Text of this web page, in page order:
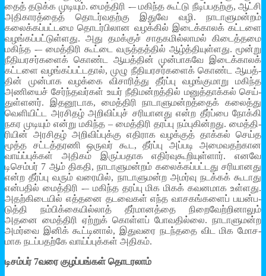
தைத் தடுக்க முடி­யும். மைத்­திரி -– மகிந்த கூட்டு நீடிப்­ப­தற்கு, ஆட்சி
அதி­கா­ரத்தைத் தொடர்­வ­தற்கு இதுவே வழி. நாடா­ளு­மன்­றம்
கலைக்­கப்­பட்­டமை தொடர்­பி­லான வழக்­கில் இடைக்­கா­லக் கட்­டளை
வழங்­கப்­பட்­டுள்­ளது. அது தமக்­குச் சாத­க­மில்­லா­மல் கிடைத்­தமை
மகிந்த -– மைத்­திரி கூட்டை வருத்­தத்­தில் ஆழ்த்­தி­யுள்­ளது. மூன்று
நீதி­ய­ர­சர்­க­ளைக் கொண்ட ஆயத்­தின் முன்­பா­கவே இடைக்­கா­லக்
கட்­டளை வழங்­கப்­பட்­ட­தால், முழு நீதி­ய­ர­சர்­க­ளைக் கொண்ட ஆயத்­
தின் முன்­பாக வழக்கை விசா­ரித்து தீர்ப்பு வழங்­கு­மாறு மகிந்த
அணி­யைச் சேர்ந்­த­வர்­கள் உயர் நீதி­மன்­றத்­தில் மனுத்­தாக்­கல் செய்­
துள்­ள­னர். இத­னூ­டாக, மைத்­திரி நாடா­ளு­மன்­றத்­தைக் கலைத்து
வெளி­யிட்ட அர­சி­தழ் அறி­விப்­புச் சரி­யா­னது என்ற தீர்ப்பை நோக்கி
நகர முடி­யும் என்று மகிந்த – மைத்­திரி தரப்பு நம்­பு­கின்­றது. மைத்­தி­
ரி­யின் அர­சி­தழ் அறி­விப்புக்கு எதி­ராக வழக்­குத் தாக்­கல் செய்த
மூத்த சட்­டத்­த­ரணி ஒரு­வர் கூட, தீர்ப்பு அப்­படி அமை­வ­தற்­கான
வாய்ப்­புக்­கள் அதி­கம் இருப்­ப­தாக எதிர்­வு­கூ­றி­யுள்­ளார். எனவே
டிசெம்­பர் 7 ஆம் திகதி, நாடா­ளு­மன்­றம் கலைக்­கப்­பட்­டது சரி­யா­னது
என்ற தீர்ப்பு வரும் வரை­யில், நாடா­ளு­மன்ற அமர்வு நடக்­கக் கூடாது
என்­ப­தில் மைத்­திரி -– மகிந்த தரப்பு மிக மிகக் கவ­ன­மாக உள்­ளது.
அதற்­கி­டை­யில் எத்­தனை தடவைகள் எந்த வாச­கங்­க­ளைப் பயன்­ப­
டுத்தி நம்­பிக்­கை­யில்­லாத் தீர்­மா­னத்தை நிறை­வேற்­றி­னா­லும்
அதனை மைத்­திரி ஏற்­றுக் கொள்­ளப் போவ­தில்லை. நாடா­ளு­மன்ற
அமர்வை இனிக் கூட்­டி­னால், இது­வரை நடந்­ததை விட மிக மோச­
மாக நடப்­ப­தற்கே வாய்ப்­புக்­கள் அதி­கம்.
டிசம்­பர் 7வரை குழப்­பங்­கள் தொட­ர­லாம்